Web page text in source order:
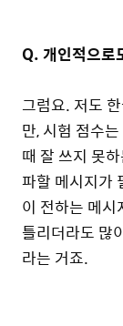
Q. 개인적으로
그럼요. 저도
만, 시험 점수
때 잘 쓰지 못
파할 메시지가
이 전하는 메시
틀리더라도 많
라는 거죠.